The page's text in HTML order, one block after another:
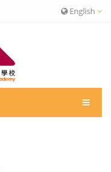
English